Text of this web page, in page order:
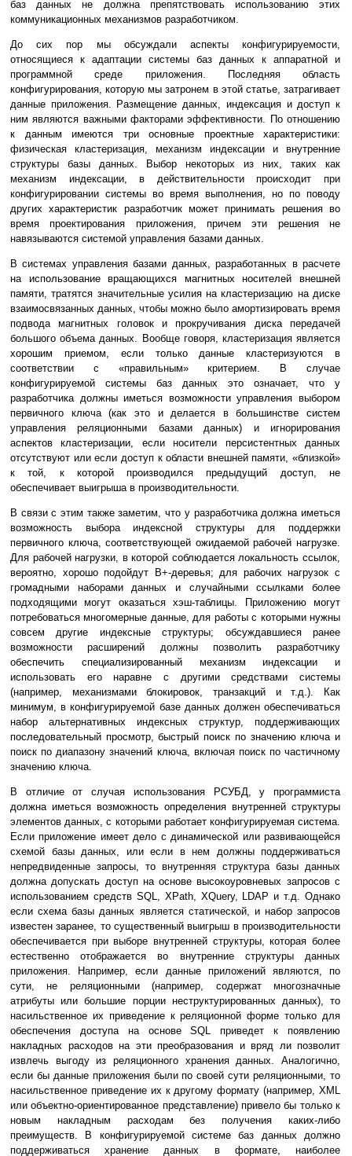
баз данных не должна препятствовать использованию этих
коммуникационных механизмов разработчиком.
До сих пор мы обсуждали аспекты конфигурируемости,
относящиеся к адаптации системы баз данных к аппаратной и
программной среде приложения. Последняя область
конфигурирования, которую мы затронем в этой статье, затрагивает
данные приложения. Размещение данных, индексация и доступ к
ним являются важными факторами эффективности. По отношению
к данным имеются три основные проектные характеристики:
физическая кластеризация, механизм индексации и внутренние
структуры базы данных. Выбор некоторых из них, таких как
механизм индексации, в действительности происходит при
конфигурировании системы во время выполнения, но по поводу
других характеристик разработчик может принимать решения во
время проектирования приложения, причем эти решения не
навязываются системой управления базами данных.
В системах управления базами данных, разработанных в расчете
на использование вращающихся магнитных носителей внешней
памяти, тратятся значительные усилия на кластеризацию на диске
взаимосвязанных данных, чтобы можно было амортизировать время
подвода магнитных головок и прокручивания диска передачей
большого объема данных. Вообще говоря, кластеризация является
хорошим приемом, если только данные кластеризуются в
соответствии с «правильным» критерием. В случае
конфигурируемой системы баз данных это означает, что у
разработчика должны иметься возможности управления выбором
первичного ключа (как это и делается в большинстве систем
управления реляционными базами данных) и игнорирования
аспектов кластеризации, если носители персистентных данных
отсутствуют или если доступ к области внешней памяти, «близкой»
к той, к которой производился предыдущий доступ, не
обеспечивает выигрыша в производительности.
В связи с этим также заметим, что у разработчика должна иметься
возможность выбора индексной структуры для поддержки
первичного ключа, соответствующей ожидаемой рабочей нагрузке.
Для рабочей нагрузки, в которой соблюдается локальность ссылок,
вероятно, хорошо подойдут B+-деревья; для рабочих нагрузок с
громадными наборами данных и случайными ссылками более
подходящими могут оказаться хэш-таблицы. Приложению могут
потребоваться многомерные данные, для работы с которыми нужны
совсем другие индексные структуры; обсуждавшиеся ранее
возможности расширений должны позволить разработчику
обеспечить специализированный механизм индексации и
использовать его наравне с другими средствами системы
(например, механизмами блокировок, транзакций и т.д.). Как
минимум, в конфигурируемой базе данных должен обеспечиваться
набор альтернативных индексных структур, поддерживающих
последовательный просмотр, быстрый поиск по значению ключа и
поиск по диапазону значений ключа, включая поиск по частичному
значению ключа.
В отличие от случая использования РСУБД, у программиста
должна иметься возможность определения внутренней структуры
элементов данных, с которыми работает конфигурируемая система.
Если приложение имеет дело с динамической или развивающейся
схемой базы данных, или если в нем должны поддерживаться
непредвиденные запросы, то внутренняя структура базы данных
должна допускать доступ на основе высокоуровневых запросов с
использованием средств SQL, XPath, XQuery, LDAP и т.д. Однако
если схема базы данных является статической, и набор запросов
известен заранее, то существенный выигрыш в производительности
обеспечивается при выборе внутренней структуры, которая более
естественно отображается во внутренние структуры данных
приложения. Например, если данные приложений являются, по
сути, не реляционными (например, содержат многозначные
атрибуты или большие порции неструктурированных данных), то
насильственное их приведение к реляционной форме только для
обеспечения доступа на основе SQL приведет к появлению
накладных расходов на эти преобразования и вряд ли позволит
извлечь выгоду из реляционного хранения данных. Аналогично,
если бы данные приложения были по своей сути реляционными, то
насильственное приведение их к другому формату (например, XML
или объектно-ориентированное представление) привело бы только к
новым накладным расходам без получения каких-либо
преимуществ. В конфигурируемой системе баз данных должно
поддерживаться хранение данных в формате, наиболее